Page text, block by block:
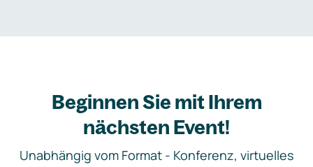
Beginnen Sie mit Ihrem
nächsten Event!
Unabhängig vom Format - Konferenz, virtuelles